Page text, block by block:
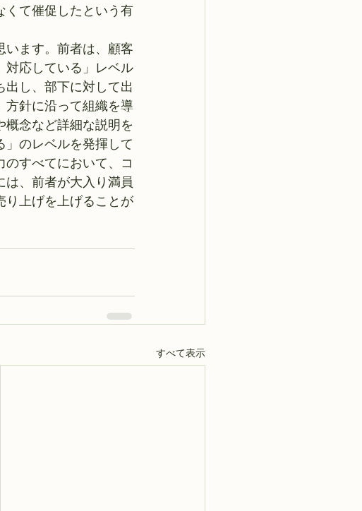
くて催促したという有
います。前者は、顧客
対応している」レベル
出し、部下に対して出
方針に沿って組織を導
概念など詳細な説明を
のレベルを発揮して
すべてにおいて、コ
は、前者が大入り満員
り上げを上げることが
すべて表示